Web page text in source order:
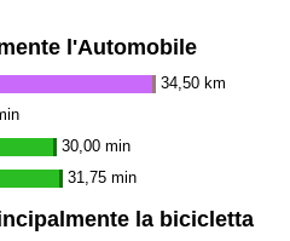
l'Automobile
34,50 km
30,00 min
31,75 min
la bicicletta